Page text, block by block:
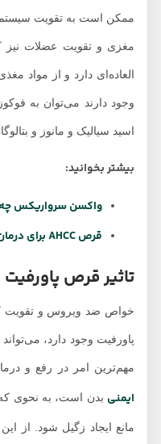
ممکن است به تقویت سیستم
مغزی و تقویت عضلات نیز
العاده‌ای دارد و از مواد مغذی
وجود دارند می‌توان به فوکوز،
اسید سیالیک و مانوز و بتالوگان
بیشتر بخوانید:
واکسن سرواریکس چه
قرص AHCC برای درمان زگیل تناسلی مفید است؟
تاثیر قرص پاورفیت
خواص ضد ویروس و تقویت کننده
پاورفیت وجود دارد، می‌تواند
مهم‌ترین امر در رفع و درمان
ایمنیبدن است، به نحوی که
مانع ایجاد زگیل شود. از این